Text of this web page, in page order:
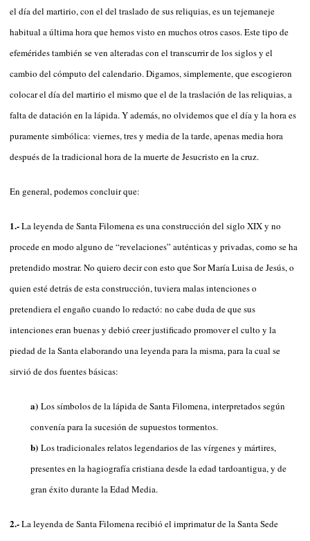
el día del martirio, con el del traslado de sus reliquias, es un tejemaneje
habitual a última hora que hemos visto en muchos otros casos. Este tipo de
efemérides también se ven alteradas con el transcurrir de los siglos y el
cambio del cómputo del calendario. Digamos, simplemente, que escogieron
colocar el día del martirio el mismo que el de la traslación de las reliquias, a
falta de datación en la lápida. Y además, no olvidemos que el día y la hora es
puramente simbólica: viernes, tres y media de la tarde, apenas media hora
después de la tradicional hora de la muerte de Jesucristo en la cruz.
En general, podemos concluir que:
1.-La leyenda de Santa Filomena es una construcción del siglo XIX y no
procede en modo alguno de “revelaciones” auténticas y privadas, como se ha
pretendido mostrar. No quiero decir con esto que Sor María Luisa de Jesús, o
quien esté detrás de esta construcción, tuviera malas intenciones o
pretendiera el engaño cuando lo redactó: no cabe duda de que sus
intenciones eran buenas y debió creer justificado promover el culto y la
piedad de la Santa elaborando una leyenda para la misma, para la cual se
sirvió de dos fuentes básicas:
a) Los símbolos de la lápida de Santa Filomena, interpretados según
convenía para la sucesión de supuestos tormentos.
b) Los tradicionales relatos legendarios de las vírgenes y mártires,
presentes en la hagiografía cristiana desde la edad tardoantigua, y de
gran éxito durante la Edad Media.
2.-La leyenda de Santa Filomena recibió el imprimatur de la Santa Sede